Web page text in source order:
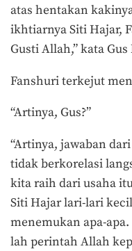
atas hentakan
ikhtiarnya Siti Hajar,
Gusti Allah,” kata
Fanshuri terkejut
“Artinya, Gus?”
“Artinya, jawaban
tidak berkorelasi
kita raih dari usaha
Siti Hajar lari-lari
menemukan apa-
lah perintah Allah